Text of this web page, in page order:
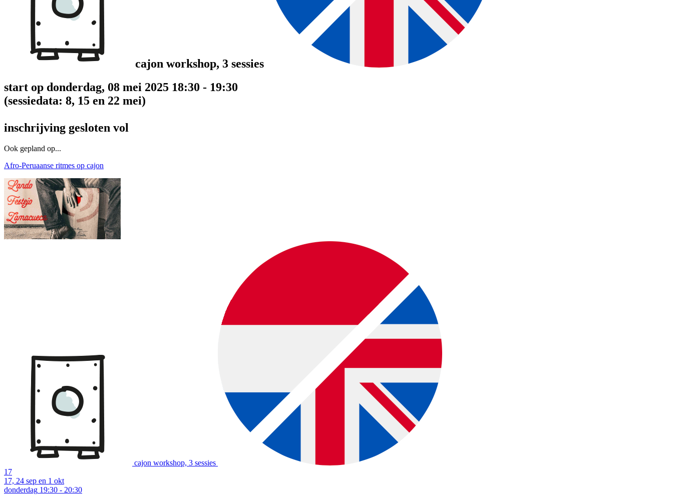
cajon workshop, 3 sessies
start op donderdag, 08 mei 2025 18:30 - 19:30
(sessiedata: 8, 15 en 22 mei)
inschrijving gesloten vol
Ook gepland op...
Afro-Peruaanse ritmes op cajon
cajon workshop, 3 sessies
17
17, 24 sep en 1 okt
donderdag 19:30 - 20:30